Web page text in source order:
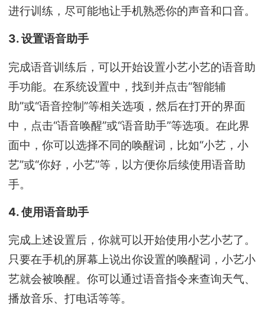
进行训练，尽可能地让手机熟悉你的声音和口音。
3. 设置语音助手
完成语音训练后，可以开始设置小艺小艺的语音助
手功能。在系统设置中，找到并点击“智能辅
助”或“语音控制”等相关选项，然后在打开的界面
中，点击“语音唤醒”或“语音助手”等选项。在此界
面中，你可以选择不同的唤醒词，比如“小艺，小
艺”或“你好，小艺”等，以方便你后续使用语音助
手。
4. 使用语音助手
完成上述设置后，你就可以开始使用小艺小艺了。
只要在手机的屏幕上说出你设置的唤醒词，小艺小
艺就会被唤醒。你可以通过语音指令来查询天气、
播放音乐、打电话等等。